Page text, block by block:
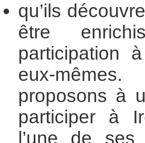
qu’ils
être
participation
eux-
proposons à
participer à
l’une de ses